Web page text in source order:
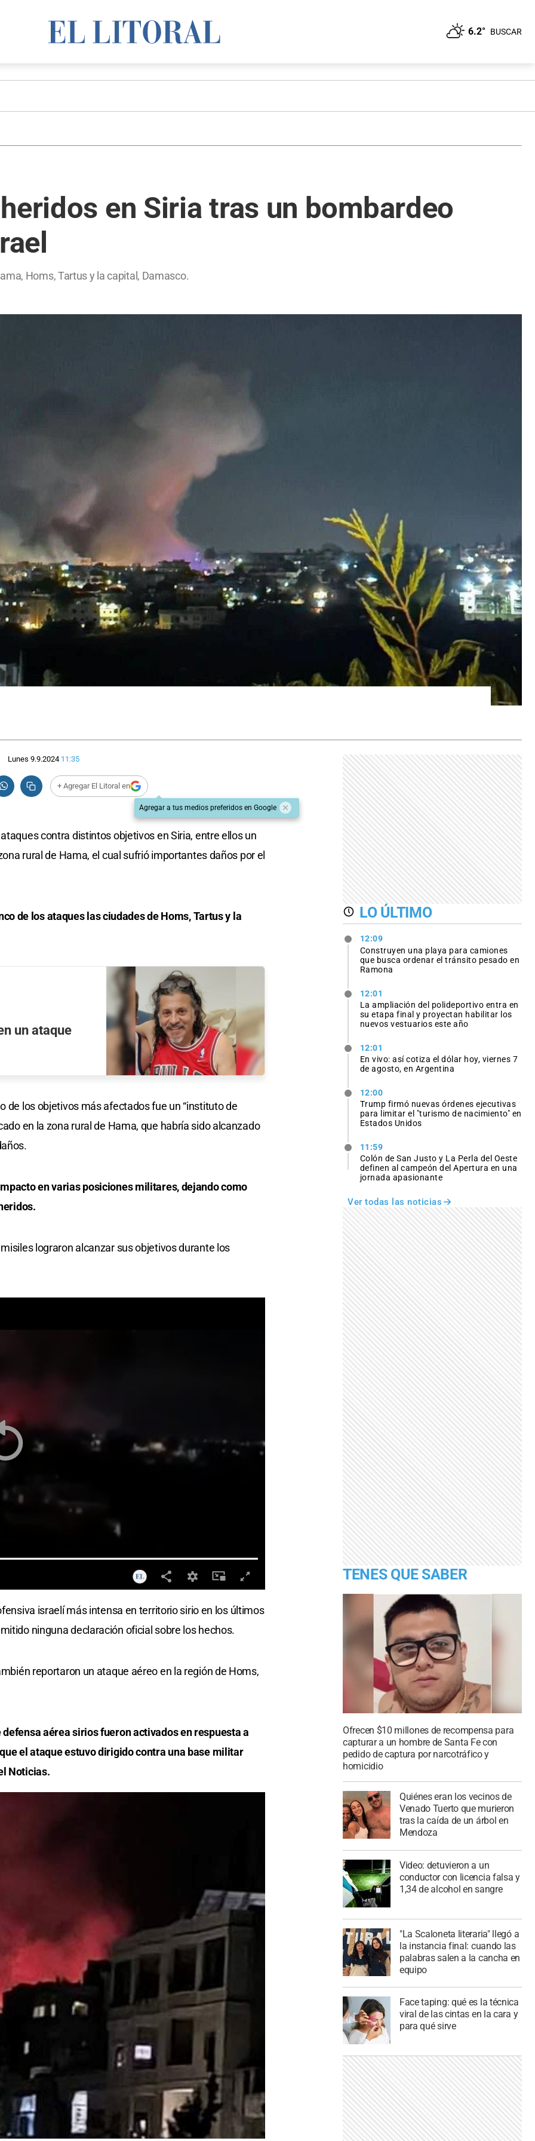
6.2° BUSCAR
en Siria tras un bombardeo
Homs, Tartus y la capital, Damasco.
Lunes 9.9.2024 11:35
+ Agregar El Litoral en
Agregar a tus medios preferidos en Google
contra distintos objetivos en Siria, entre ellos un
rural de Hama, el cual sufrió importantes daños por el
de los ataques las ciudades de Homs, Tartus y la
un ataque
de los objetivos más afectados fue un “instituto de
en la zona rural de Hama, que habría sido alcanzado
en varias posiciones militares, dejando como
lograron alcanzar sus objetivos durante los
israelí más intensa en territorio sirio en los últimos
ninguna declaración oficial sobre los hechos.
reportaron un ataque aéreo en la región de Homs,
aérea sirios fueron activados en respuesta a
el ataque estuvo dirigido contra una base militar
Noticias.
LO ÚLTIMO
12:09
Construyen una playa para camiones
que busca ordenar el tránsito pesado en
Ramona
12:01
La ampliación del polideportivo entra en
su etapa final y proyectan habilitar los
nuevos vestuarios este año
12:01
En vivo: así cotiza el dólar hoy, viernes 7
de agosto, en Argentina
12:00
Trump firmó nuevas órdenes ejecutivas
para limitar el "turismo de nacimiento" en
Estados Unidos
11:59
Colón de San Justo y La Perla del Oeste
definen al campeón del Apertura en una
jornada apasionante
Ver todas las noticias
TENES QUE SABER
Ofrecen $10 millones de recompensa para
capturar a un hombre de Santa Fe con
pedido de captura por narcotráfico y
homicidio
Quiénes eran los vecinos de
Venado Tuerto que murieron
tras la caída de un árbol en
Mendoza
Video: detuvieron a un
conductor con licencia falsa y
1,34 de alcohol en sangre
"La Scaloneta literaria" llegó a
la instancia final: cuando las
palabras salen a la cancha en
equipo
Face taping: qué es la técnica
viral de las cintas en la cara y
para qué sirve